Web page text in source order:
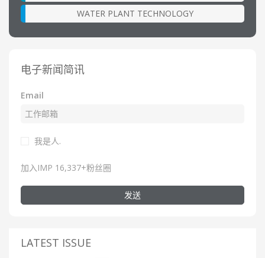
WATER PLANT TECHNOLOGY
电子新闻简讯
Email
我是人.
加入IMP 16,337+粉丝圈
发送
LATEST ISSUE